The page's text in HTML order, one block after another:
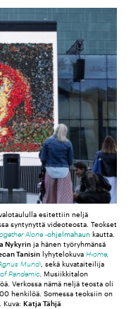
esitettiin neljä
syntynyttä videoteosta. Teokset
Alone -ohjelmahaun kautta.
Nykyrinja hänen työryhmänsä
Tanisin lyhytelokuva H-ome
Mundi , sekä kuvataiteilija
Pandemic . Musiikkitalon
Verkossa nämä neljä teosta oli
henkilöä. Somessa teoksiin on
Katja Tähjä